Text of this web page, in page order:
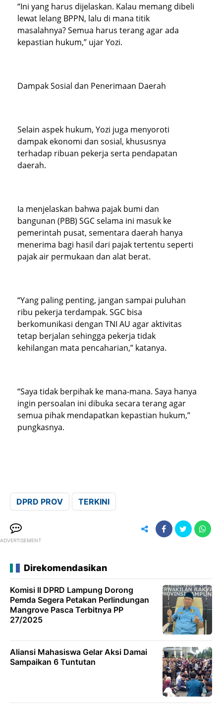
“Ini yang harus dijelaskan. Kalau memang dibeli
lewat lelang BPPN, lalu di mana titik
masalahnya? Semua harus terang agar ada
kepastian hukum,” ujar Yozi.
Dampak Sosial dan Penerimaan Daerah
Selain aspek hukum, Yozi juga menyoroti
dampak ekonomi dan sosial, khususnya
terhadap ribuan pekerja serta pendapatan
daerah.
Ia menjelaskan bahwa pajak bumi dan
bangunan (PBB) SGC selama ini masuk ke
pemerintah pusat, sementara daerah hanya
menerima bagi hasil dari pajak tertentu seperti
pajak air permukaan dan alat berat.
“Yang paling penting, jangan sampai puluhan
ribu pekerja terdampak. SGC bisa
berkomunikasi dengan TNI AU agar aktivitas
tetap berjalan sehingga pekerja tidak
kehilangan mata pencaharian,” katanya.
“Saya tidak berpihak ke mana-mana. Saya hanya
ingin persoalan ini dibuka secara terang agar
semua pihak mendapatkan kepastian hukum,”
pungkasnya.
DPRD PROV TERKINI
ADVERTISEMENT
Direkomendasikan
Komisi II DPRD Lampung Dorong
Pemda Segera Petakan Perlindungan
Mangrove Pasca Terbitnya PP
27/2025
Aliansi Mahasiswa Gelar Aksi Damai
Sampaikan 6 Tuntutan